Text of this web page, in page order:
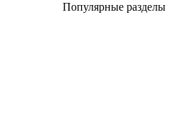
Популярные разделы